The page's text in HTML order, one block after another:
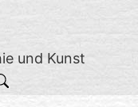
und Kunst